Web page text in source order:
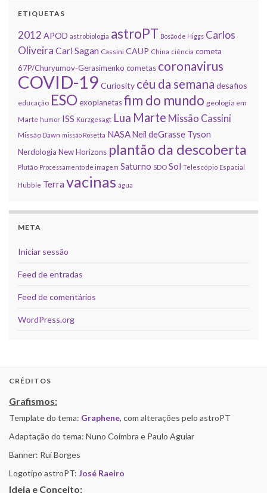
ETIQUETAS
2012 APOD astrobiologia astroPT Bosão de Higgs Carlos
Oliveira Carl Sagan Cassini CAUP China ciência cometa
67P/Churyumov-Gerasimenko cometas coronavirus
COVID-19 Curiosity céu da semana desafios
educação ESOexoplanetasfim do mundo geologia em
Marte humor ISS Kurzgesagt Lua Marte Missão Cassini
Missão Dawn missão Rosetta NASANeil deGrasse Tyson
Nerdologia New Horizons plantão da descoberta
Plutão Processamento de imagem Saturno SDO Sol Telescópio Espacial
Hubble Terra vacinas água
META
Iniciar sessão
Feed de entradas
Feed de comentários
WordPress.org
CRÉDITOS
Grafismos:
Template do tema: Graphene, com alterações pelo astroPT
Adaptação do tema: Nuno Coimbra e Paulo Aguiar
Banner: Rui Borges
Logotipo astroPT: José Raeiro
Ideia e Conceito: